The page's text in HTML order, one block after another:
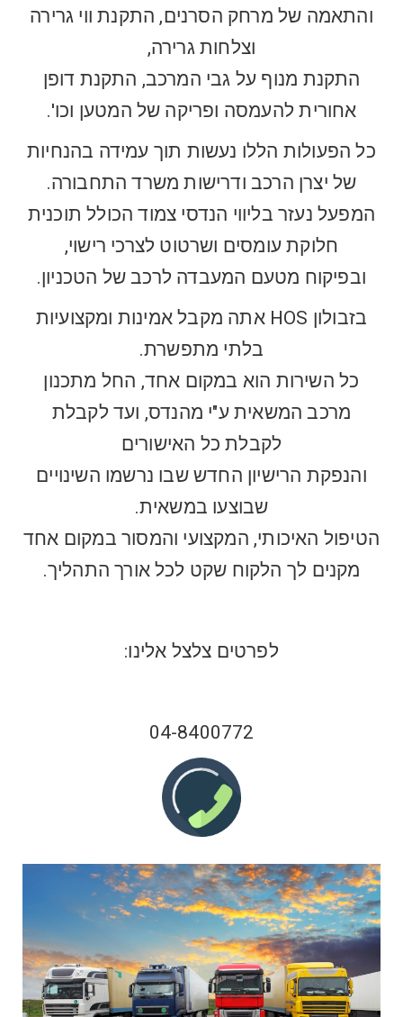
והתאמה של מרחק הסרנים, התקנת ווי גרירה
וצלחות גרירה,
התקנת מנוף על גבי המרכב, התקנת דופן
אחורית להעמסה ופריקה של המטען וכו'.
כל הפעולות הללו נעשות תוך עמידה בהנחיות
של יצרן הרכב ודרישות משרד התחבורה.
המפעל נעזר בליווי הנדסי צמוד הכולל תוכנית
חלוקת עומסים ושרטוט לצרכי רישוי,
ובפיקוח מטעם המעבדה לרכב של הטכניון.
בזבולון HOS אתה מקבל אמינות ומקצועיות
בלתי מתפשרת.
כל השירות הוא במקום אחד, החל מתכנון
מרכב המשאית ע"י מהנדס, ועד לקבלת
לקבלת כל האישורים
והנפקת הרישיון החדש שבו נרשמו השינויים
שבוצעו במשאית.
הטיפול האיכותי, המקצועי והמסור במקום אחד
מקנים לך הלקוח שקט לכל אורך התהליך.
לפרטים צלצל אלינו:
04-8400772